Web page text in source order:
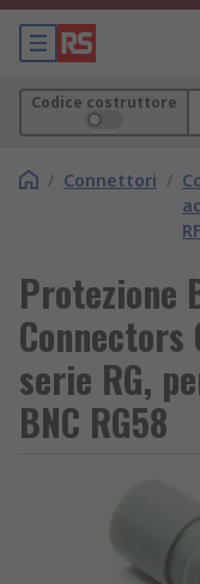
Codice costruttore
/ Connettori /
RF
Protezione
Connectors
serie RG,
BNC RG58